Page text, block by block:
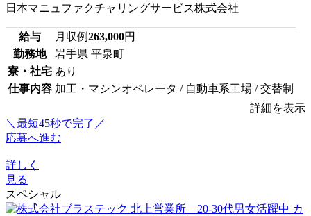
日本マニュファクチャリングサービス株式会社
給与 月収例263,000円
勤務地
岩手県 平泉町
寮・社宅 あり
仕事内容 加工・マシンオペレータ / 自動車系工場 / 交替制
詳細を表示
＼最短45秒で完了／
応募へ進む
詳しく
見る
スペシャル